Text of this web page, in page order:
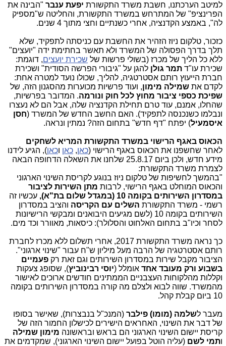
למיטב הערכתנו, חשבת משרד התקשורת יפעת ענבר "הבינה את
הפרינציפ" של המתרחש במשרד התקשורת, והחליטה ש"מספיק
לה", באמצע הקדנציה, אחרי כשנתיים וחצי מתוך 4 שנים.
כזכור, טלקום ניוז הזהיר את החשבת עם כניסתה לתפקיד, שלא
תלך בדרך הפסולה של המשרד ולא תאשר בחתימת ידה "יועצים"
ללא כל הליך של מכרז (בשולי פרשות של שכירת יועצים, דוגמת:
שכירת עו"ד תמר גולן להגן על "גיבורי הפרשה הסודית" ושכירת
חברת הייעוץ רותם אסטרטגיה, להליך, שכולו נועד למטרה אחת:
לקדם את שמילה מימון, ועוד פרשיות מכוערות מהסגנון הזה, של
שפיכת כספי ציבור מחוץ לכל חוק ונורמה. המדובר בפרשיות,
שהחלו, אמנם, עוד טרם תחילת הקדנציה שלה, אבל הם לא נעצרו
ונבלמו כשנכנסה לתפקיד). האם החשב החדש של המשרד (חסן
איסמעיל) יפתח "דף חדש" בתחום הזה? נמתין ונראה.
הכאוס באגף הרישוי במשרד התקשורת המריא לשחקים
לאחר שחשפנו את הכאוס באגף הרישוי (כאן, כאן וכאן), הגיע לידנו
מידע חדש, ולכן ביום 25.8.17 שלחנו את השאלה הדחופה הבאה
לצמרת משרד התקשורת:
"בהמשך לחשיפות של טלקום ניוז בנוגע לקריסת השינוי הארגוני
והכאוס המוחלט באגף הרישוי, לרבות מתן השירות לציבור
במסדרון השירותים בקומה 10 (במגדל שלום בת"א),
עכשיו זה
רשמי - משרד התקשורת השלים עם הקריסה והציב במסדרון
השירותים בקומה 10 (לשם מגיעים היבואנים ומבקשי הרישיונות
לסחר וכיו"ב בתחום האלחוט והסלולר): כיסאות, מאוורר וכד מים.
כך נראה משרד התקשורת 2017, אחרי תשלום ללא מכרז לחברת
רותם אסטרטגיה של הרבה מעל מיליון ש"ח עבור "שינוי ארגוני".
הציבור מקבל שירות במסדרון השירותים וגם זאת רק פעמיים
בשבוע ורק מעובד אחד אומלל (יוסי רבינוביץ), שסופג צעקות
וקללות מהלקוחות העצבניים הממתינים חודשים ארוכים לאישור
מהמשרד. שווה לבוא ולצלם מה קורה במסדרון השירותים בקומה
10 ביום קבלת קהל.
מעבר לשלמה (מומו) פילבר (המנכ"ל בנבצרות), שאישר בסופו
של דבר את השינוי, האחראים הישירים לכישלון החמור הזה של
קריסת יישום השינוי הארגוני הם בראש ובראשונה מימון שמילה
ותמי לשם (עליה הוטל בפועל יישום השינוי הארגוני), שמקדמים את